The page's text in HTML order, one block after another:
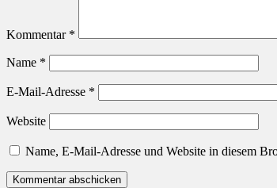
Kommentar *
Name *
E-Mail-Adresse *
Website
Name, E-Mail-Adresse und Website in diesem